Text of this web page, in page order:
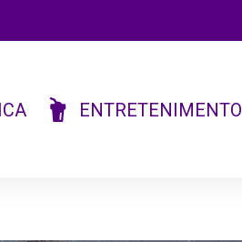
ENTRETENIMENTO